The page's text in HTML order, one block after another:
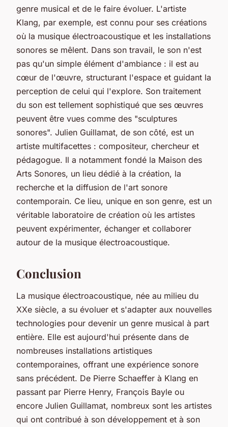
genre musical et de le faire évoluer. L'artiste
Klang, par exemple, est connu pour ses créations
où la musique électroacoustique et les installations
sonores se mêlent. Dans son travail, le son n'est
pas qu'un simple élément d'ambiance : il est au
cœur de l'œuvre, structurant l'espace et guidant la
perception de celui qui l'explore. Son traitement
du son est tellement sophistiqué que ses œuvres
peuvent être vues comme des "sculptures
sonores". Julien Guillamat, de son côté, est un
artiste multifacettes : compositeur, chercheur et
pédagogue. Il a notamment fondé la Maison des
Arts Sonores, un lieu dédié à la création, la
recherche et la diffusion de l'art sonore
contemporain. Ce lieu, unique en son genre, est un
véritable laboratoire de création où les artistes
peuvent expérimenter, échanger et collaborer
autour de la musique électroacoustique.
Conclusion
La musique électroacoustique, née au milieu du
XXe siècle, a su évoluer et s'adapter aux nouvelles
technologies pour devenir un genre musical à part
entière. Elle est aujourd'hui présente dans de
nombreuses installations artistiques
contemporaines, offrant une expérience sonore
sans précédent. De Pierre Schaeffer à Klang en
passant par Pierre Henry, François Bayle ou
encore Julien Guillamat, nombreux sont les artistes
qui ont contribué à son développement et à son